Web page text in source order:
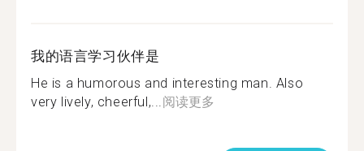
我的语言学习伙伴是
He is a humorous and interesting man. Also
very lively, cheerful,...阅读更多